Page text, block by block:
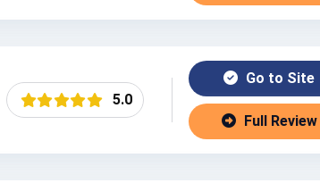
5.0
Go to Site
Full Review